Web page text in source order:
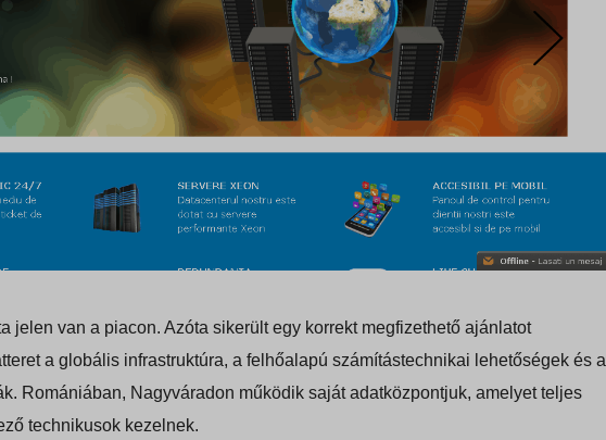
jelen van a piacon. Azóta sikerült egy korrekt megfizethető ajánlatot
a globális infrastruktúra, a felhőalapú számítástechnikai lehetőségek és a
Romániában, Nagyváradon működik saját adatközpontjuk, amelyet teljes
technikusok kezelnek.